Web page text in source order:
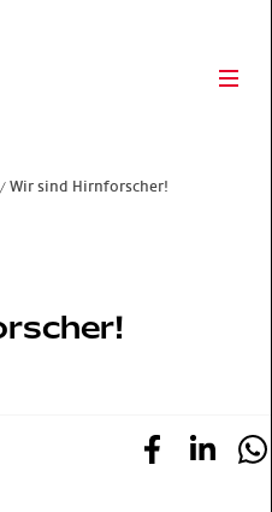
Wir sind Hirnforscher!